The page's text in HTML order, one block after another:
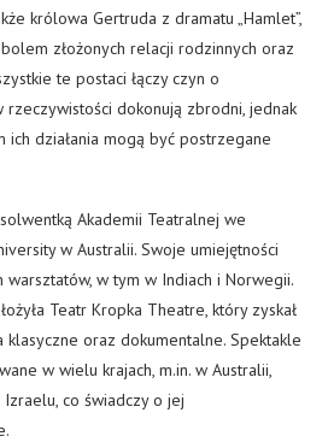
królowa Gertruda z dramatu „Hamlet”,
złożonych relacji rodzinnych oraz
te postaci łączy czyn o
dokonują zbrodni, jednak
działania mogą być postrzegane
Akademii Teatralnej we
w Australii. Swoje umiejętności
warsztatów, w tym w Indiach i Norwegii.
Teatr Kropka Theatre, który zyskał
oraz dokumentalne. Spektakle
w wielu krajach, m.in. w Australii,
co świadczy o jej